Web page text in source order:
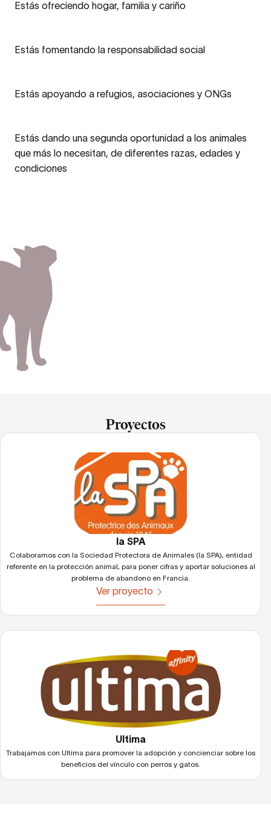
Estás ofreciendo hogar, familia y cariño
Estás fomentando la responsabilidad social
Estás apoyando a refugios, asociaciones y ONGs
Estás dando una segunda oportunidad a los animales
que más lo necesitan, de diferentes razas, edades y
condiciones
Proyectos
la SPA
Colaboramos con la Sociedad Protectora de Animales (la SPA), entidad
referente en la protección animal, para poner cifras y aportar soluciones al
problema de abandono en Francia.
Ver proyecto
Ultima
Trabajamos con Ultima para promover la adopción y concienciar sobre los
beneficios del vínculo con perros y gatos.